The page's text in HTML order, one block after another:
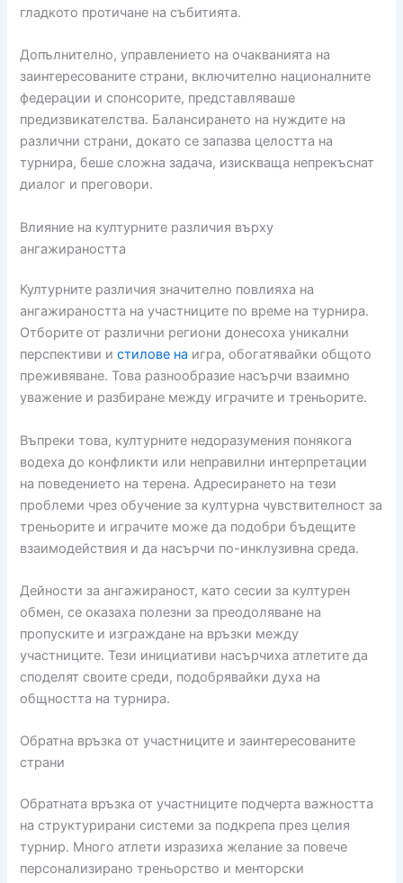
гладкото протичане на събитията.
Допълнително, управлението на очакванията на
заинтересованите страни, включително националните
федерации и спонсорите, представляваше
предизвикателства. Балансирането на нуждите на
различни страни, докато се запазва целостта на
турнира, беше сложна задача, изискваща непрекъснат
диалог и преговори.
Влияние на културните различия върху
ангажираността
Културните различия значително повлияха на
ангажираността на участниците по време на турнира.
Отборите от различни региони донесоха уникални
перспективи истилове на игра, обогатявайки общото
преживяване. Това разнообразие насърчи взаимно
уважение и разбиране между играчите и треньорите.
Въпреки това, културните недоразумения понякога
водеха до конфликти или неправилни интерпретации
на поведението на терена. Адресирането на тези
проблеми чрез обучение за културна чувствителност за
треньорите и играчите може да подобри бъдещите
взаимодействия и да насърчи по-инклузивна среда.
Дейности за ангажираност, като сесии за културен
обмен, се оказаха полезни за преодоляване на
пропуските и изграждане на връзки между
участниците. Тези инициативи насърчиха атлетите да
споделят своите среди, подобрявайки духа на
общността на турнира.
Обратна връзка от участниците и заинтересованите
страни
Обратната връзка от участниците подчерта важността
на структурирани системи за подкрепа през целия
турнир. Много атлети изразиха желание за повече
персонализирано треньорство и менторски